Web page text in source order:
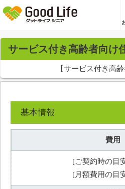
サービス付き高齢者向
【サービス付き高
基本情報
費用
[ご契約時の目
[月額費用の目